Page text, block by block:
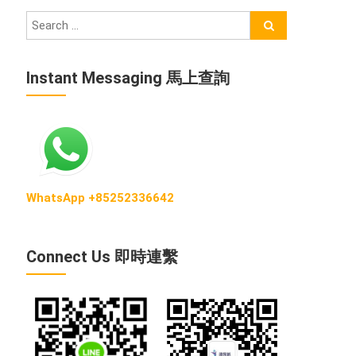
Instant Messaging 馬上查詢
WhatsApp +85252336642
Connect Us 即時連繫